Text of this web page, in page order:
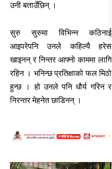
उनी बताउँछिन् ।
सुरु सुरुमा विभिन्न कठिनाई
आइपरेपनि उनले कहिल्यै हरेस
खाइनन् र निन्तर आफ्नो काममा लागि
रहिन । भनिन्छ प्रतिक्षाको फल मिठो
हुन्छ । हो उनले पनि धौर्य गरिन र
निरन्तर मेहनेत छाडिनन् ।